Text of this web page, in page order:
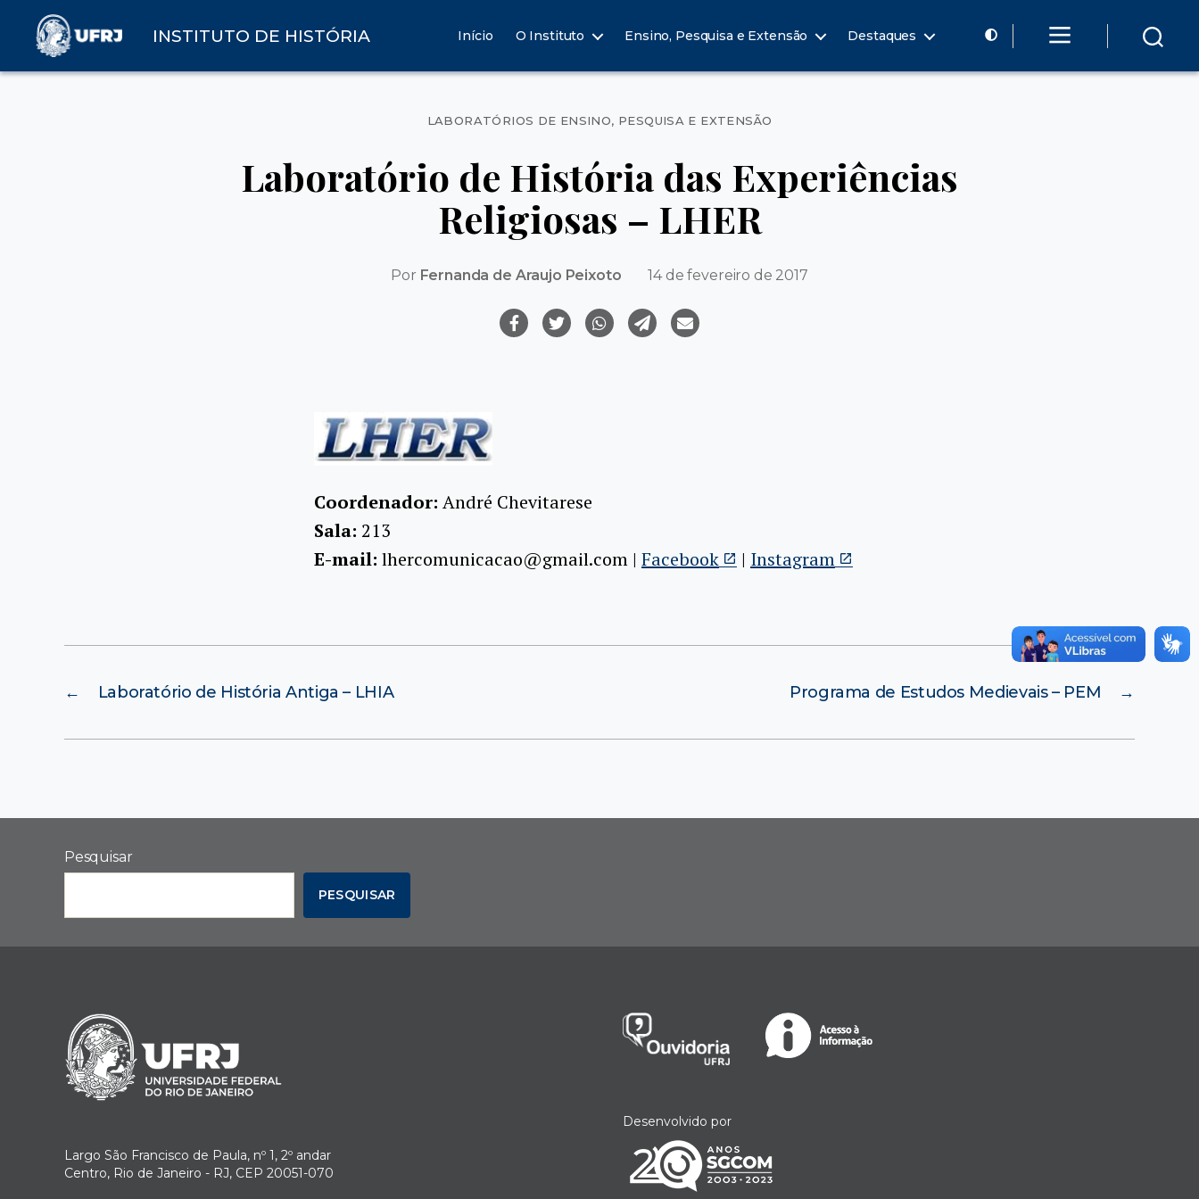
INSTITUTO DE HISTÓRIA Início O Instituto Ensino, Pesquisa e Extensão Destaques
Categorias
LABORATÓRIOS DE ENSINO, PESQUISA E EXTENSÃO
Laboratório de História das Experiências
Religiosas – LHER
Por Fernanda de Araujo Peixoto 14 de fevereiro de 2017
Coordenador: André Chevitarese
Sala: 213
E-mail: lhercomunicacao@gmail.com | Facebook | Instagram
← Laboratório de História Antiga – LHIA →
Programa de Estudos Medievais – PEM
Pesquisar
PESQUISAR
Largo São Francisco de Paula, nº 1, 2º andar
Centro, Rio de Janeiro - RJ, CEP 20051-070
Desenvolvido por